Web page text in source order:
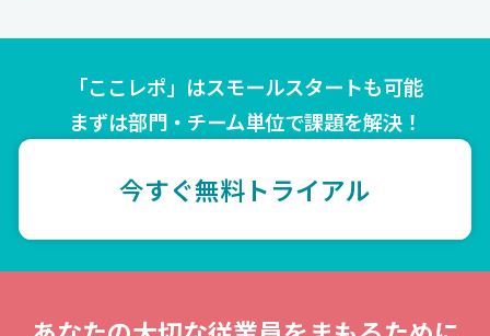
「ここレポ」はスモールスタートも可能
まずは部門・チーム単位で課題を解決！
今すぐ無料トライアル